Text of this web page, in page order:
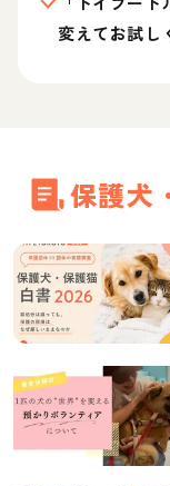
変えてお試し
保護犬